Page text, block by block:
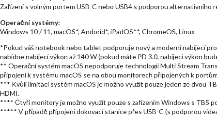
Zařízení s volným portem USB-C nebo USB4 s podporou
Operační systémy:
Windows 10 / 11, macOS*, Andorid*, iPadOS**, ChromeOS, Linux
*Pokud váš notebook nebo tablet podporuje nový a moderní nabíjecí
nabídne nabíjecí výkon až 140 W (pokud máte PD 3.0, nabíjecí výkon
** Operační systém macOS nepodporuje technologii Multi Stream
připojení k systému macOS se na obou monitorech připojených k
*** Kvůli limitaci systém macOS je možno využít pouze jeden ze dvou
HDMI.
**** Čtyři monitory je možno využít pouze s zařízením Windows s TB5
***** V případě připojení dokovací stanice přes USB-C (s podporou